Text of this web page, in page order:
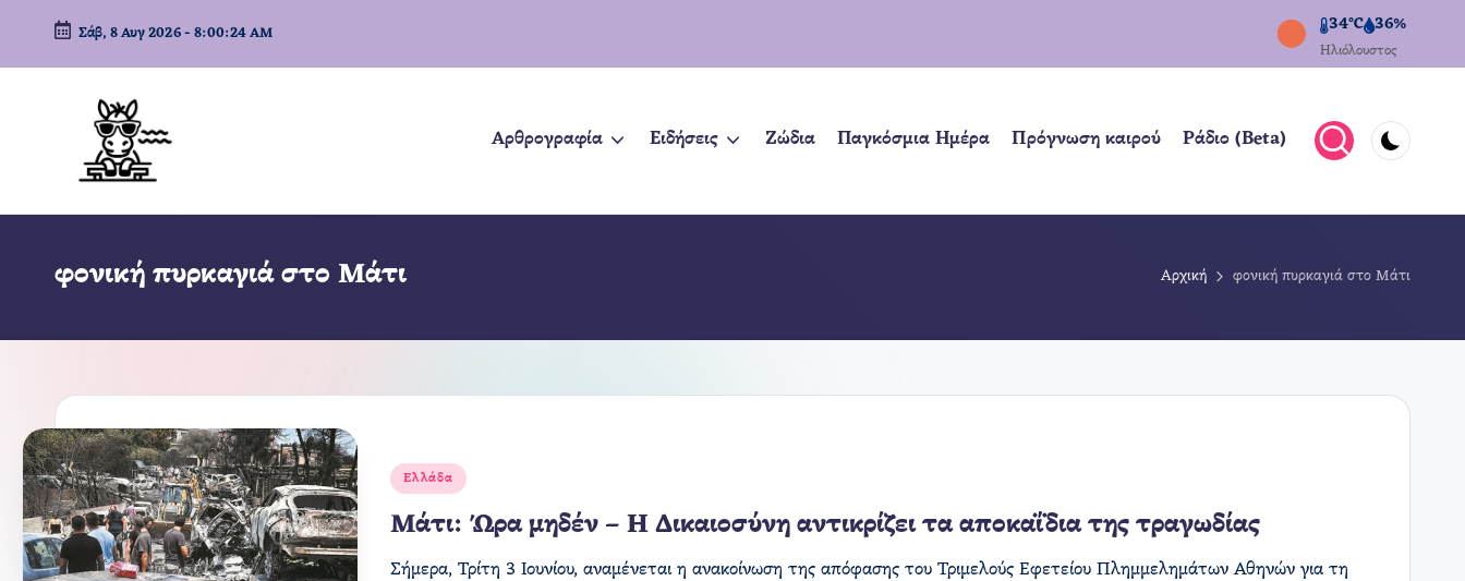
περιεχόμενο
Σάβ, 8 Αυγ 2026 - 8:00:25 AM
34°C 36%
Ηλιόλουστος
Αρθρογραφία Ειδήσεις Ζώδια Παγκόσμια Ημέρα Πρόγνωση καιρού Ράδιο (Beta)
φονική πυρκαγιά στο Μάτι Αρχική φονική πυρκαγιά στο Μάτι
Αναρτήθηκε
Ελλάδα
Μάτι: Ώρα μηδέν – Η Δικαιοσύνη αντικρίζει τα αποκαΐδια της τραγωδίας
Σήμερα, Τρίτη 3 Ιουνίου, αναμένεται η ανακοίνωση της απόφασης του Τριμελούς Εφετείου Πλημμελημάτων Αθηνών για τη